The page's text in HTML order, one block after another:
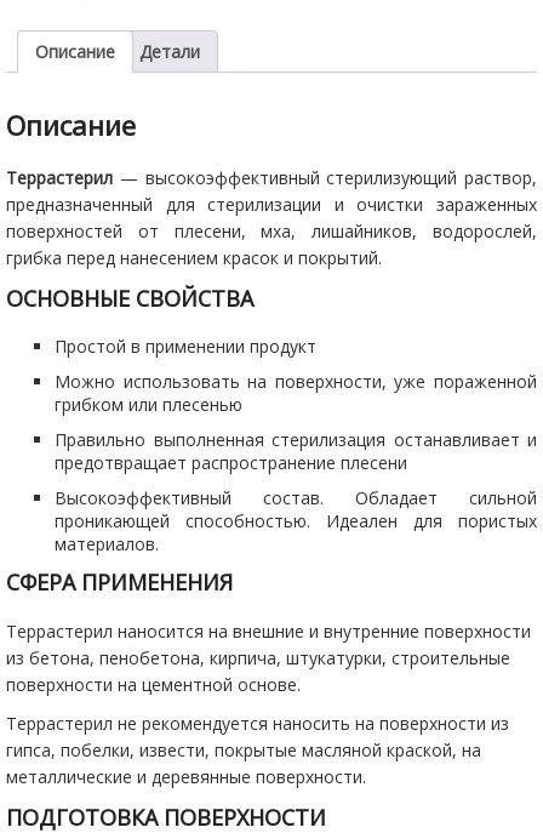
Описание Детали
Описание
Террастерил — высокоэффективный стерилизующий раствор,
предназначенный для стерилизации и очистки зараженных
поверхностей от плесени, мха, лишайников, водорослей,
грибка перед нанесением красок и покрытий.
ОСНОВНЫЕ СВОЙСТВА
Простой в применении продукт
Можно использовать на поверхности, уже пораженной
грибком или плесенью
Правильно выполненная стерилизация останавливает и
предотвращает распространение плесени
Высокоэффективный состав. Обладает сильной
проникающей способностью. Идеален для пористых
материалов.
СФЕРА ПРИМЕНЕНИЯ
Террастерил наносится на внешние и внутренние поверхности
из бетона, пенобетона, кирпича, штукатурки, строительные
поверхности на цементной основе.
Террастерил не рекомендуется наносить на поверхности из
гипса, побелки, извести, покрытые масляной краской, на
металлические и деревянные поверхности.
ПОДГОТОВКА ПОВЕРХНОСТИ